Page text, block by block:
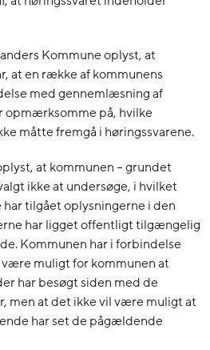
Kommune oplyst, at
at en række af kommunens
med gennemlæsning af
opmærksomme på, hvilke
måtte fremgå i høringssvarene.
at kommunen – grundet
ikke at undersøge, i hvilket
tilgået oplysningerne i den
har ligget offentligt tilgængelig
Kommunen har i forbindelse
muligt for kommunen at
har besøgt siden med de
men at det ikke vil være muligt at
har set de pågældende